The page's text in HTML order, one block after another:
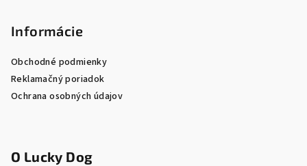
Informácie
Obchodné podmienky
Reklamačný poriadok
Ochrana osobných údajov
O Lucky Dog